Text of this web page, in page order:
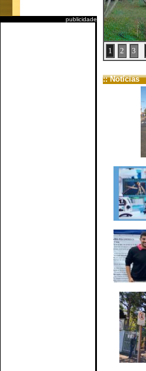
publicidade
1 2 3
:: Notícias